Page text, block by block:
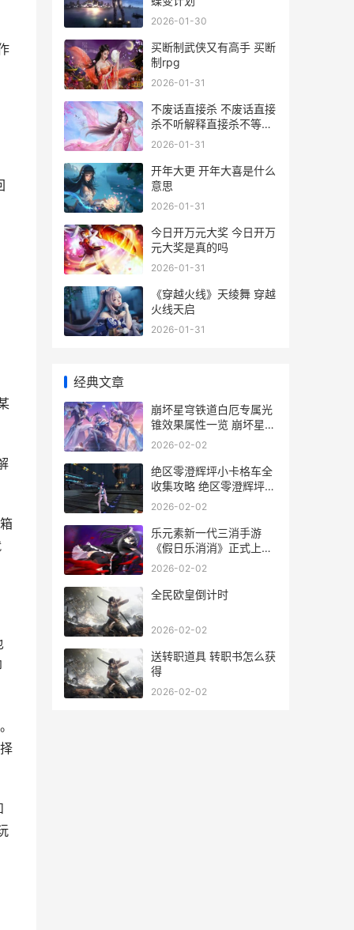
2026-01-30
买断制武侠又有高手 买断
制rpg
2026-01-31
不废话直接杀 不废话直接
杀不听解释直接杀不等说
话直接杀
2026-01-31
开年大更 开年大喜是什么
意思
2026-01-31
今日开万元大奖 今日开万
元大奖是真的吗
2026-01-31
《穿越火线》天绫舞 穿越
火线天启
2026-01-31
经典文章
崩坏星穹铁道白厄专属光
锥效果属性一览 崩坏星穹
铁道白露的小脚丫
2026-02-02
绝区零澄辉坪小卡格车全
收集攻略 绝区零澄辉坪小
卡车位置
2026-02-02
乐元素新一代三消手游
《假日乐消消》正式上线
乐元素sigmob
2026-02-02
全民欧皇倒计时
2026-02-02
送转职道具 转职书怎么获
得
2026-02-02